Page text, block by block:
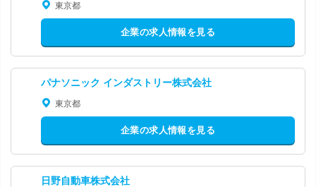
東京都
企業の求人情報を見る
パナソニック インダストリー株式会社
東京都
企業の求人情報を見る
日野自動車株式会社